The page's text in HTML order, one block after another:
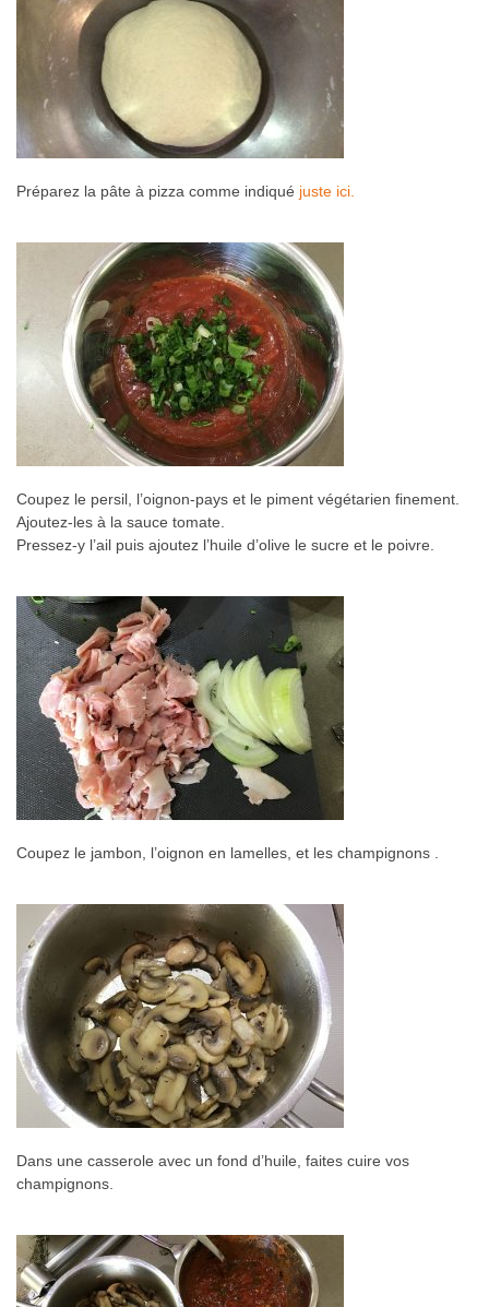
Préparez la pâte à pizza comme indiqué juste ici.
Coupez le persil, l’oignon-pays et le piment végétarien finement.
Ajoutez-les à la sauce tomate.
Pressez-y l’ail puis ajoutez l’huile d’olive le sucre et le poivre.
Coupez le jambon, l’oignon en lamelles, et les champignons .
Dans une casserole avec un fond d’huile, faites cuire vos
champignons.